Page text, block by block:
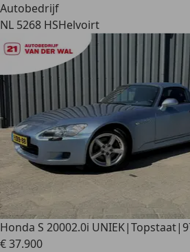
Autobedrijf
NL 5268 HSHelvoirt
Honda S 20002.0i
€ 37.900